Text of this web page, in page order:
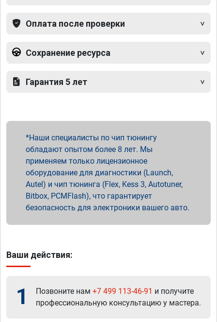
Оплата после проверки
Сохранение ресурса
Гарантия 5 лет
Наши специалисты по чип тюнингу
обладают опытом более 8 лет. Мы
применяем только лицензионное
оборудование для диагностики (Launch,
Autel) и чип тюнинга (Flex, Kess 3, Autotuner,
Bitbox, PCMFlash), что гарантирует
безопасность для электроники вашего авто.
Ваши действия:
1 Позвоните нам +7 499 113-46-91 и получите
профессиональную консультацию у мастера.